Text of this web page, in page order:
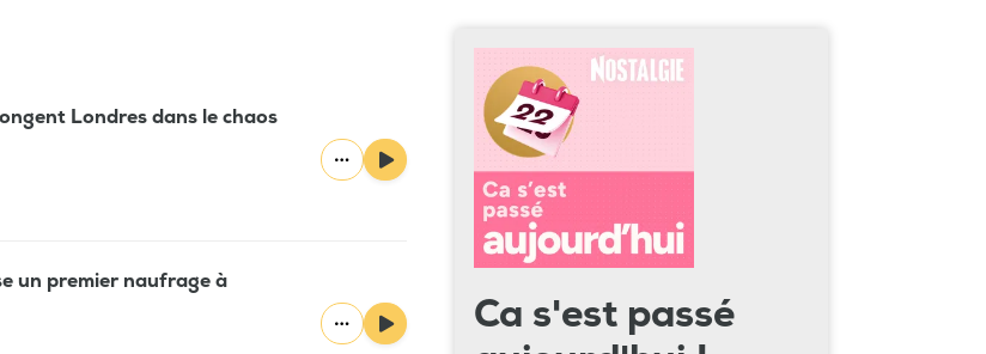
Londres dans le chaos
un premier naufrage à
Ca s'est passé